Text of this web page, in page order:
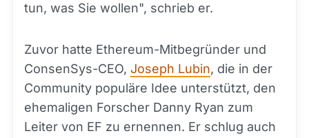
tun, was Sie wollen", schrieb er.
Zuvor hatte Ethereum-Mitbegründer und
ConsenSys-CEO, Joseph Lubin, die in der
Community populäre Idee unterstützt, den
ehemaligen Forscher Danny Ryan zum
Leiter von EF zu ernennen. Er schlug auch